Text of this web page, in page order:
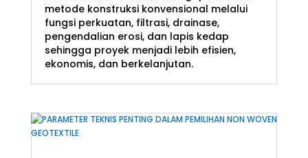
metode konstruksi konvensional melalui
fungsi perkuatan, filtrasi, drainase,
pengendalian erosi, dan lapis kedap
sehingga proyek menjadi lebih efisien,
ekonomis, dan berkelanjutan.